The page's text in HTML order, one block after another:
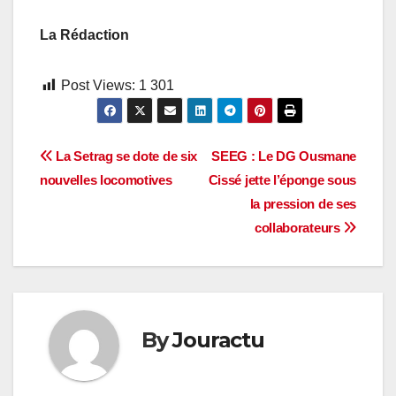
La Rédaction
Post Views: 1 301
Navigation
SEEG : Le DG Ousmane
Cissé jette l’éponge sous
la pression de ses
collaborateurs
La Setrag se dote de six
nouvelles locomotives
ByJouractu